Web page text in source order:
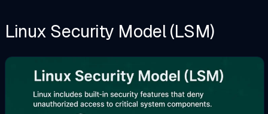
Linux Security Model (LSM)